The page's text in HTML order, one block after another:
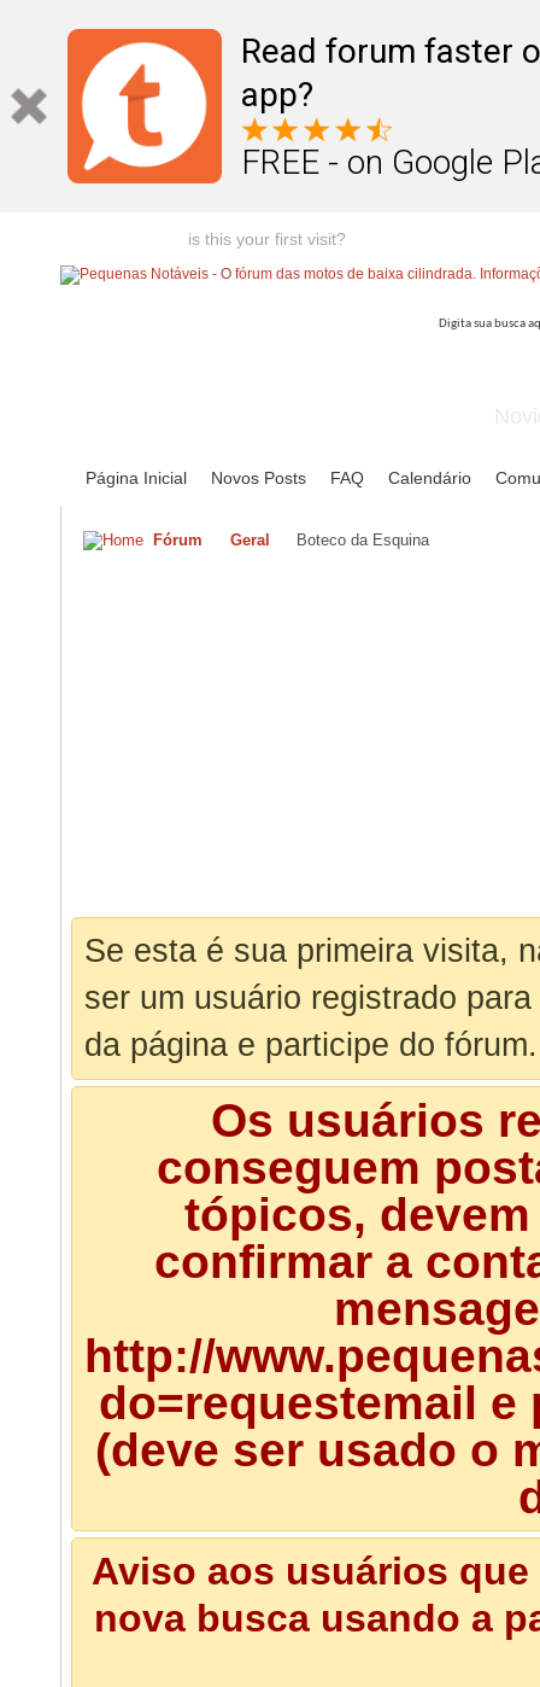
Read forum faster
app?
FREE - on Google
is this your first visit?
Página Inicial Novos Posts FAQ Calendário
Fórum Geral Boteco da Esquina
Se esta é sua primeira visita,
ser um usuário registrado
da página e participe do fórum.
Os usuários
conseguem
tópicos,
confirmar a
http://
do=requestemail
(deve ser usado o
Aviso aos usuários
nova busca usando a